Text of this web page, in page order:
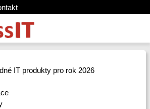
IT produkty pro rok 2026